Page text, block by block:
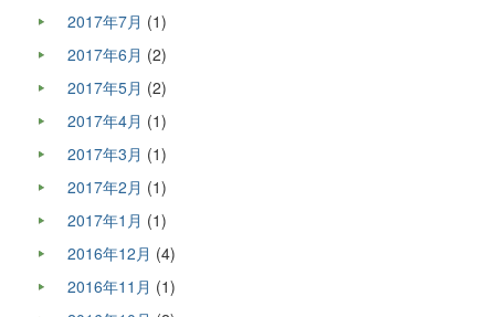
2017年7月 (1)
2017年6月 (2)
2017年5月 (2)
2017年4月 (1)
2017年3月 (1)
2017年2月 (1)
2017年1月 (1)
2016年12月 (4)
2016年11月 (1)